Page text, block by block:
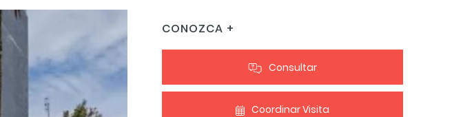
CONOZCA +
Consultar
Coordinar Visita